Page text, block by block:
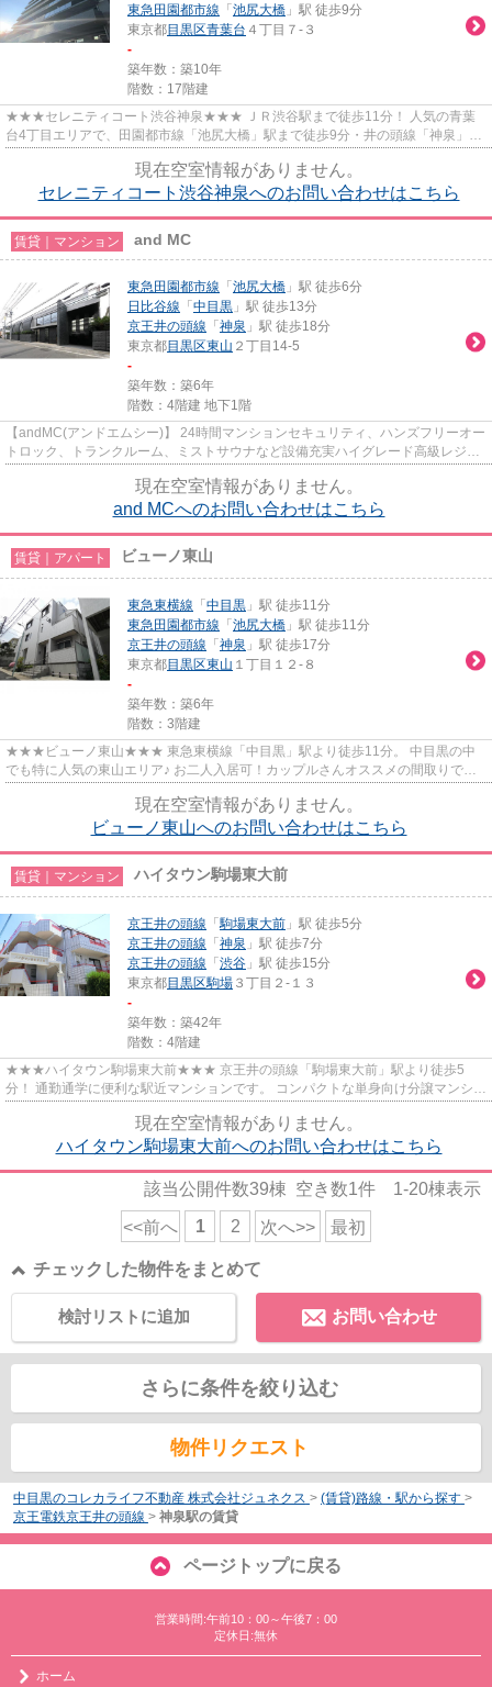
東急田園都市線 「 池尻大橋 」駅 徒歩9分
東京都目黒区青葉台 ４丁目７-３
-
築年数：築10年
階数：17階建
★★★セレニティコート渋谷神泉★★★ ＪＲ渋谷駅まで徒歩11分！ 人気の青葉
台4丁目エリアで、田園都市線「池尻大橋」駅まで徒歩9分・井の頭線「神泉」駅
現在空室情報がありません。
セレニティコート渋谷神泉へのお問い合わせはこちら
賃貸｜マンション and MC
東急田園都市線 「 池尻大橋 」駅 徒歩6分
日比谷線 「 中目黒 」駅 徒歩13分
京王井の頭線 「 神泉 」駅 徒歩18分
東京都目黒区東山 ２丁目14-5
-
築年数：築6年
階数：4階建 地下1階
【andMC(アンドエムシー)】 24時間マンションセキュリティ、ハンズフリーオー
トロック、トランクルーム、ミストサウナなど設備充実ハイグレード高級レジデ
現在空室情報がありません。
and MCへのお問い合わせはこちら
賃貸｜アパート ビューノ東山
東急東横線 「 中目黒 」駅 徒歩11分
東急田園都市線 「 池尻大橋 」駅 徒歩11分
京王井の頭線 「 神泉 」駅 徒歩17分
東京都目黒区東山 １丁目１２-８
-
築年数：築6年
階数：3階建
★★★ビューノ東山★★★ 東急東横線「中目黒」駅より徒歩11分。 中目黒の中
でも特に人気の東山エリア♪ お二人入居可！カップルさんオススメの間取りです♪
現在空室情報がありません。
ビューノ東山へのお問い合わせはこちら
賃貸｜マンション ハイタウン駒場東大前
京王井の頭線 「駒場東大前 」駅 徒歩5分
京王井の頭線 「 神泉 」駅 徒歩7分
京王井の頭線 「 渋谷 」駅 徒歩15分
東京都目黒区駒場 ３丁目２-１３
-
築年数：築42年
階数：4階建
★★★ハイタウン駒場東大前★★★ 京王井の頭線「駒場東大前」駅より徒歩5
分！ 通勤通学に便利な駅近マンションです。 コンパクトな単身向け分譲マンショ
現在空室情報がありません。
ハイタウン駒場東大前へのお問い合わせはこちら
該当公開件数39棟 空き数1件 1-20棟表示
<<前へ 1 2 次へ>> 最初
チェックした物件をまとめて
お問い合わせ
検討リストに追加
さらに条件を絞り込む
物件リクエスト
中目黒のコレカライフ不動産 株式会社ジュネクス > (賃貸)路線・駅から探す >
京王電鉄京王井の頭線 > 神泉駅の賃貸
ページトップに戻る
営業時間:午前10：00～午後7：00
定休日:無休
ホーム